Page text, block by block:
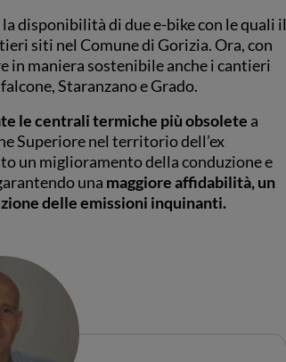
la disponibilità di due e-bike con le quali il
siti nel Comune di Gorizia. Ora, con
in maniera sostenibile anche i cantieri
Staranzano e Grado.
le centrali termiche più obsolete a
Superiore nel territorio dell’ex
un miglioramento della conduzione e
una maggiore affidabilità, un
delle emissioni inquinanti.